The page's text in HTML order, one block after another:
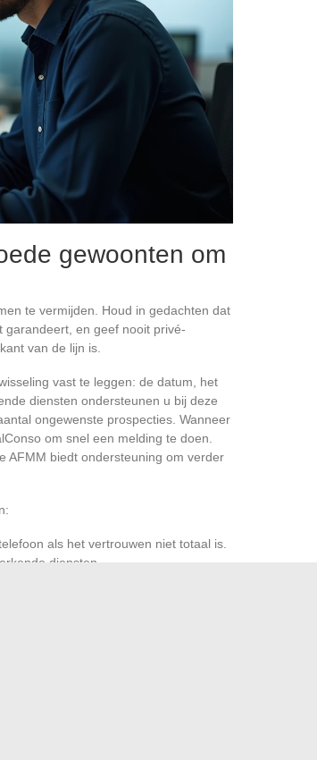
gewoonten om
te vermijden. Houd in gedachten dat
en geef nooit privé-
van de lijn is.
vast te leggen: de datum, het
diensten ondersteunen u bij deze
ongewenste prospecties. Wanneer
om snel een melding te doen.
AFMM biedt ondersteuning om verder
als het vertrouwen niet totaal is.
diensten.